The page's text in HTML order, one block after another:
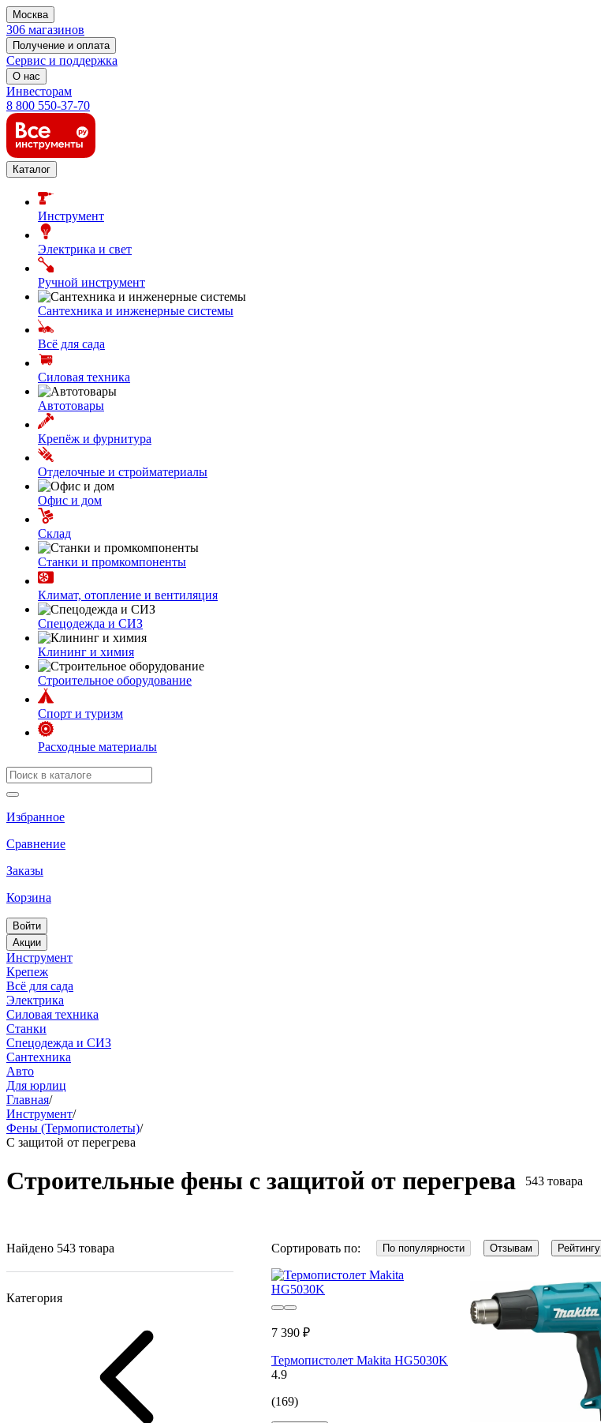
Москва
306 магазинов
Получение и оплата
Сервис и поддержка
О нас
Инвесторам
8 800 550-37-70
Каталог
Инструмент
Электрика и свет
Ручной инструмент
Сантехника и инженерные системы
Всё для сада
Силовая техника
Автотовары
Крепёж и фурнитура
Отделочные и стройматериалы
Офис и дом
Склад
Станки и промкомпоненты
Климат, отопление и вентиляция
Спецодежда и СИЗ
Клининг и химия
Строительное оборудование
Спорт и туризм
Расходные материалы
Избранное
Сравнение
Заказы
Корзина
Войти
Акции
Инструмент
Крепеж
Всё для сада
Электрика
Силовая техника
Станки
Спецодежда и СИЗ
Сантехника
Авто
Для юрлиц
Главная/
Инструмент/
Фены (Термопистолеты)/
С защитой от перегрева
Строительные фены с защитой от перегрева 543 товара
Найдено 543 товара
Категория
Сортировать по: По популярности Отзывам Рейтингу
7 390 ₽
Термопистолет Makita HG5030K
4.9
(169)